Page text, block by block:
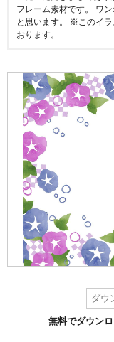
フレーム素材です。 ワ
と思います。 ※このイ
おります。
無料でダウン